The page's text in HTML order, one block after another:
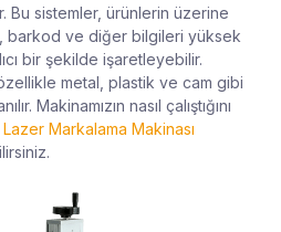
Bu sistemler, ürünlerin üzerine
barkod ve diğer bilgileri yüksek
bir şekilde işaretleyebilir.
metal, plastik ve cam gibi
Makinamızın nasıl çalıştığını
Lazer Markalama Makinası